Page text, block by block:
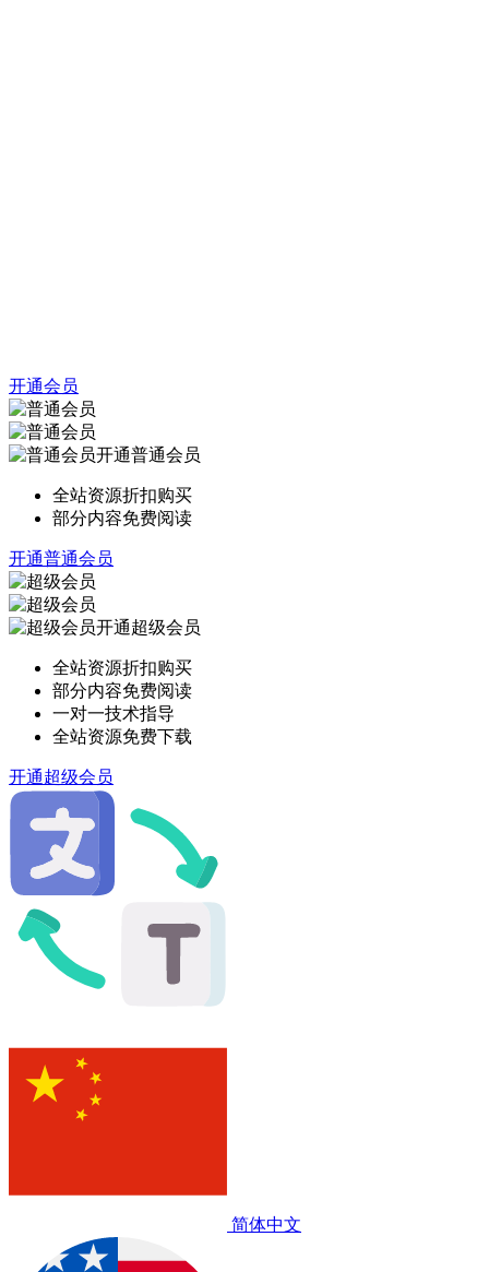
开通会员
开通普通会员
全站资源折扣购买
部分内容免费阅读
开通普通会员
开通超级会员
全站资源折扣购买
部分内容免费阅读
一对一技术指导
全站资源免费下载
开通超级会员
简体中文